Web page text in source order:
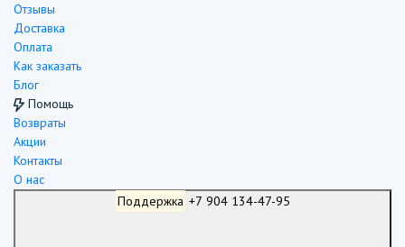
Отзывы
Доставка
Оплата
Как заказать
Блог
Помощь
Возвраты
Акции
Контакты
О нас
Поддержка